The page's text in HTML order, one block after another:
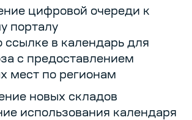
цифровой очереди к
порталу
ссылке в календарь для
с предоставлением
мест по регионам
новых складов
использования календаря